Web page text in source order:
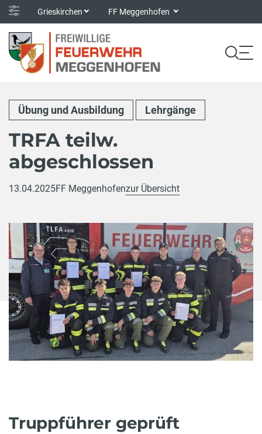
Grieskirchen FF Meggenhofen
Übung und Ausbildung Lehrgänge
TRFA teilw.
abgeschlossen
13.04.2025FF Meggenhofenzur Übersicht
Truppführer geprüft